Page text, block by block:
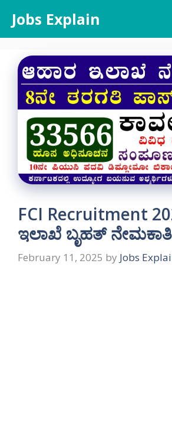
content
Jobs Explain
FCI Recruitment
ಇಲಾಖೆ ಬೃಹತ್
February 11, 2025 by Jobs